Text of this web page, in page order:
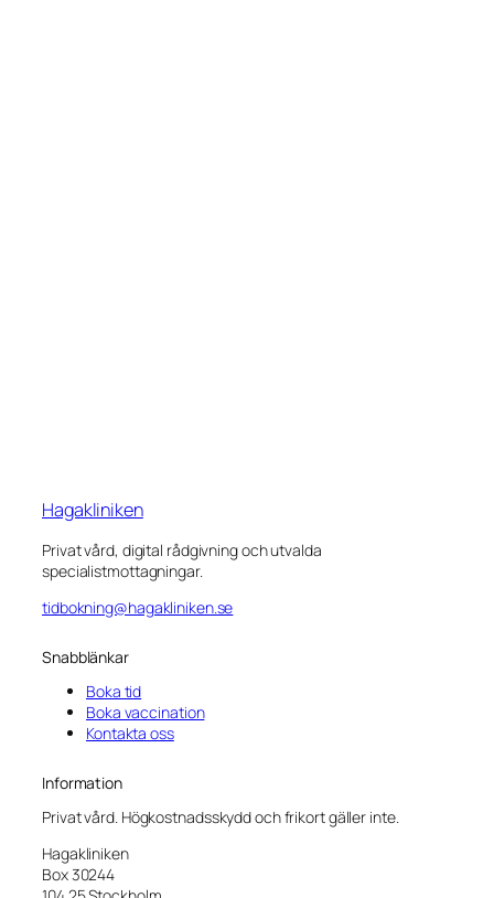
Hagakliniken
Privat vård, digital rådgivning och utvalda
specialistmottagningar.
tidbokning@hagakliniken.se
Snabblänkar
Boka tid
Boka vaccination
Kontakta oss
Information
Privat vård. Högkostnadsskydd och frikort gäller inte.
Hagakliniken
Box 30244